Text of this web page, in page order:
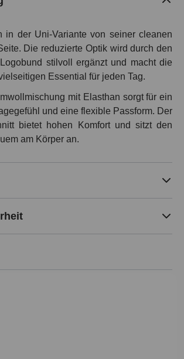
in der Uni-Variante von seiner cleanen
Die reduzierte Optik wird durch den
stilvoll ergänzt und macht die
Essential für jeden Tag.
mit Elasthan sorgt für ein
und eine flexible Passform. Der
bietet hohen Komfort und sitzt den
am Körper an.